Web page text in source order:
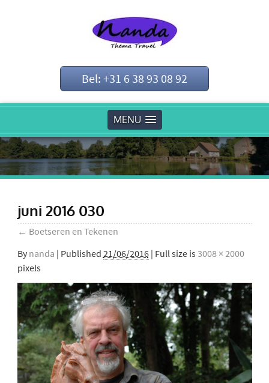
Bel: +31 6 38 93 08 92
MENU
juni 2016 030
← Boetseren en Tekenen
By nanda | Published 21/06/2016| Full size is3008 × 2000
pixels